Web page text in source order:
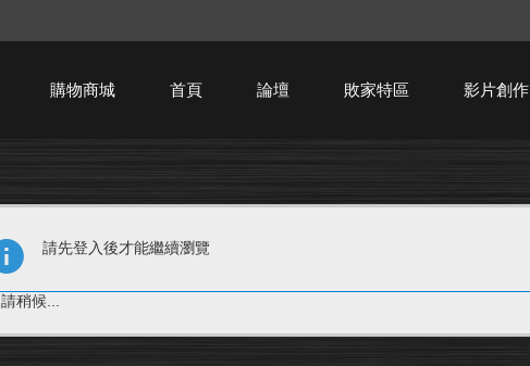
購物商城 首頁 論壇 敗家特區 影片創作
請先登入後才能繼續瀏覽
請稍候...